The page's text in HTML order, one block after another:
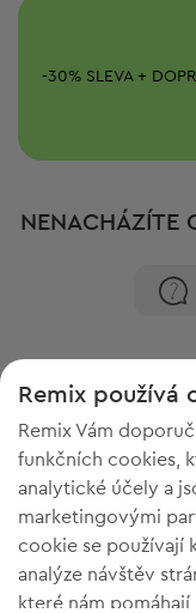
-30% SLEVA +
NENACHÁZÍTE
Remix používá
Remix Vám
funkčních cookies,
analytické účely a
marketingovými
cookie se používají
analýze návštěv
které nám